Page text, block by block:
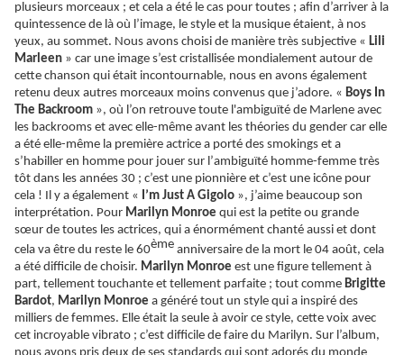
plusieurs morceaux ; et cela a été le cas pour toutes ; afin d’arriver à la
quintessence de là où l’image, le style et la musique étaient, à nos
yeux, au sommet. Nous avons choisi de manière très subjective « Lili
Marleen » car une image s’est cristallisée mondialement autour de
cette chanson qui était incontournable, nous en avons également
retenu deux autres morceaux moins convenus que j’adore. « Boys In
The Backroom », où l’on retrouve toute l'ambiguïté de Marlene avec
les backrooms et avec elle-même avant les théories du gender car elle
a été elle-même la première actrice a porté des smokings et a
s’habiller en homme pour jouer sur l’ambiguïté homme-femme très
tôt dans les années 30 ; c’est une pionnière et c’est une icône pour
cela ! Il y a également « I’m Just A Gigolo », j’aime beaucoup son
interprétation. Pour Marilyn Monroe qui est la petite ou grande
sœur de toutes les actrices, qui a énormément chanté aussi et dont
cela va être du reste le 60ème anniversaire de la mort le 04 août, cela
a été difficile de choisir. Marilyn Monroe est une figure tellement à
part, tellement touchante et tellement parfaite ; tout comme Brigitte
Bardot, Marilyn Monroe a généré tout un style qui a inspiré des
milliers de femmes. Elle était la seule à avoir ce style, cette voix avec
cet incroyable vibrato ; c’est difficile de faire du Marilyn. Sur l’album,